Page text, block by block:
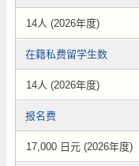
14人 (2026年度)
在籍私费留学生数
14人 (2026年度)
报名费
17,000 日元 (2026年度)